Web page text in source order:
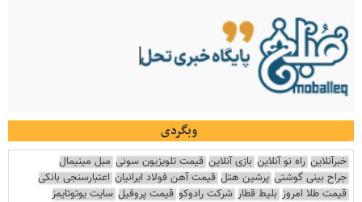
وبگردی
خبرآنلاین راه نو آنلاین بازی آنلاین قیمت تلویزیون سونی مبل مینیمال
جراح بینی گوشتی پرشین هتل قیمت آهن فولاد ایرانیان اعتبارسنجی بانکی
قیمت طلا امروز بلیط قطار شرکت رادوکو قیمت پروفیل سایت یوتوتایمز